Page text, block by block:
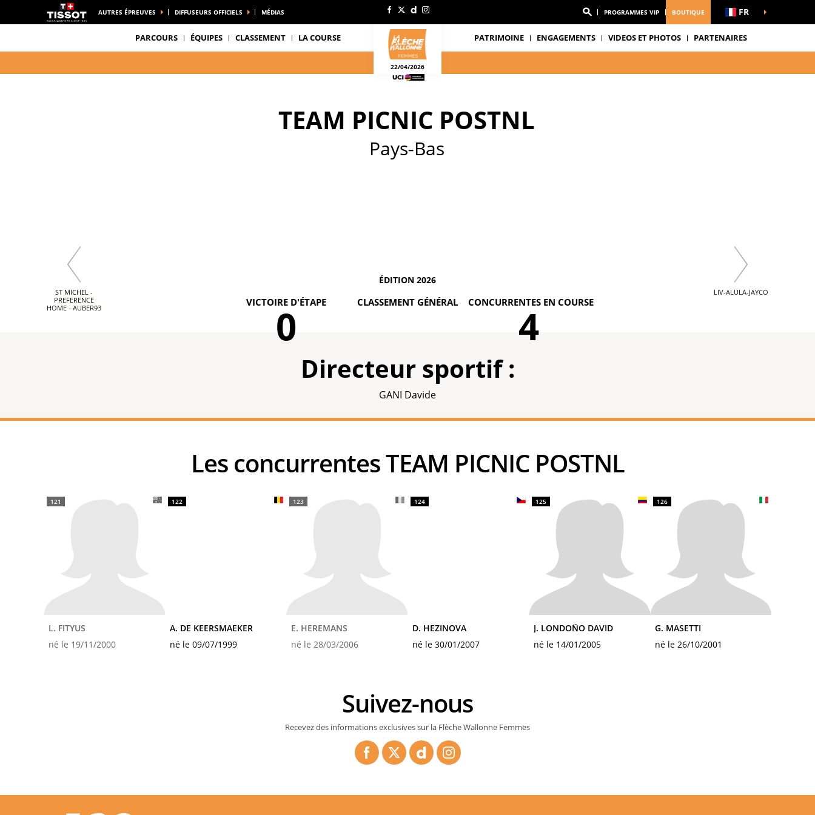
AUTRES ÉPREUVES DIFFUSEURS OFFICIELS MÉDIAS PROGRAMMES VIP BOUTIQUE FR
PARCOURS ÉQUIPES CLASSEMENT LA COURSE
22/04/2026
PATRIMOINE ENGAGEMENTS VIDEOS ET PHOTOS PARTENAIRES
TEAM PICNIC POSTNL
Pays-Bas
ÉDITION 2026
VICTOIRE D'ÉTAPE
0 CLASSEMENT GÉNÉRAL CONCURRENTES EN COURSE
4
ST MICHEL -
PREFERENCE
HOME - AUBER93
LIV-ALULA-JAYCO
Directeur sportif :
GANI Davide
Les concurrentes TEAM PICNIC POSTNL
121
L. FITYUS
né le 19/11/2000
122
A. DE KEERSMAEKER
né le 09/07/1999
123
E. HEREMANS
né le 28/03/2006
124
D. HEZINOVA
né le 30/01/2007
125
J. LONDOÑO DAVID
né le 14/01/2005
126
G. MASETTI
né le 26/10/2001
Suivez-nous
Recevez des informations exclusives sur la Flèche Wallonne Femmes